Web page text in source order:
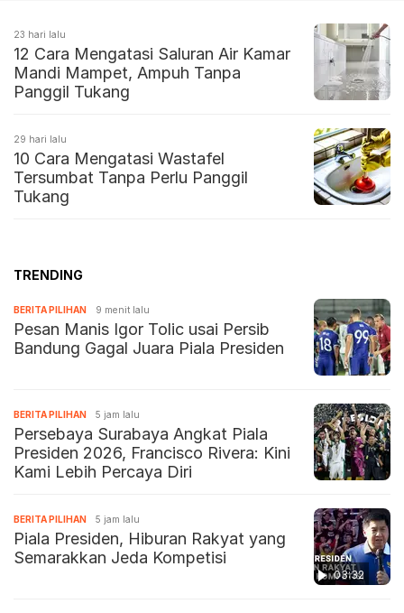
23 hari lalu
12 Cara Mengatasi Saluran Air Kamar
Mandi Mampet, Ampuh Tanpa
Panggil Tukang
29 hari lalu
10 Cara Mengatasi Wastafel
Tersumbat Tanpa Perlu Panggil
Tukang
TRENDING
BERITA PILIHAN 9 menit lalu
Pesan Manis Igor Tolic usai Persib
Bandung Gagal Juara Piala Presiden
BERITA PILIHAN 5 jam lalu
Persebaya Surabaya Angkat Piala
Presiden 2026, Francisco Rivera: Kini
Kami Lebih Percaya Diri
03:32
BERITA PILIHAN 5 jam lalu
Piala Presiden, Hiburan Rakyat yang
Semarakkan Jeda Kompetisi